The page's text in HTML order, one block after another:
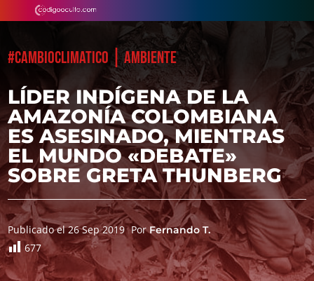
#CAMBIOCLIMATICO|AMBIENTE
LÍDER INDÍGENA DE LA
AMAZONÍA COLOMBIANA
ES ASESINADO, MIENTRAS
EL MUNDO «DEBATE»
SOBRE GRETA THUNBERG
Publicado el 26 Sep 2019 PorFernando T.
677